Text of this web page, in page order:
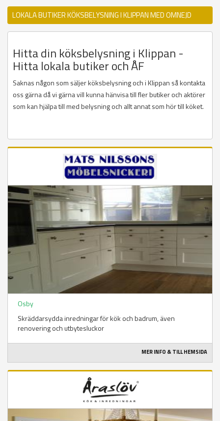
LOKALA BUTIKER KÖKSBELYSNING I KLIPPAN MED OMNEJD
Hitta din köksbelysning i Klippan -
Hitta lokala butiker och ÅF
Saknas någon som säljer köksbelysning och i Klippan så kontakta
oss gärna då vi gärna vill kunna hänvisa till fler butiker och aktörer
som kan hjälpa till med belysning och allt annat som hör till köket.
Osby
Skräddarsydda inredningar för kök och badrum, även
renovering och utbytesluckor
MER INFO & TILL HEMSIDA